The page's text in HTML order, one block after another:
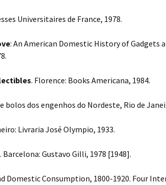
Universitaires de France, 1978.
: An American Domestic History of Gadgets
. Florence: Books Americana, 1984.
bolos dos engenhos do Nordeste, Rio de
Livraria José Olympio, 1933.
. Barcelona: Gustavo Gilli, 1978 [1948].
Domestic Consumption, 1800-1920. Four